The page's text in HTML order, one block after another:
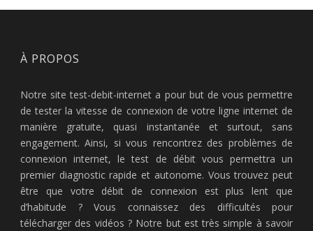
À PROPOS
Notre site test-debit-internet a pour but de vous permettre
de tester la vitesse de connexion de votre ligne internet de
manière gratuite, quasi instantanée et surtout, sans
engagement. Ainsi, si vous rencontrez des problèmes de
connexion internet, le test de débit vous permettra un
premier diagnostic rapide et autonome. Vous trouvez peut
être que votre débit de connexion est plus lent que
d’habitude ? Vous connaissez des difficultés pour
télécharger des vidéos ? Notre but est très simple à savoir